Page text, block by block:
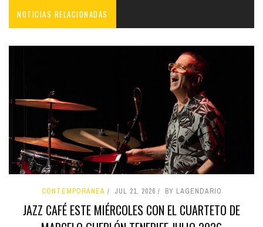
NOTICIAS RELACIONADAS
CONTEMPORÁNEA JUL 21, 2026 BY LAGENDARIO
JAZZ CAFÉ ESTE MIÉRCOLES CON EL CUARTETO DE